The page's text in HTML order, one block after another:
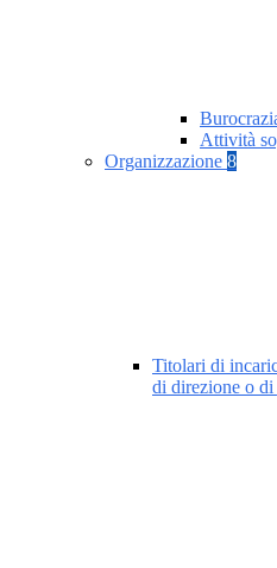
Attività
Organizzazione 8
Titolari di
di direzione o